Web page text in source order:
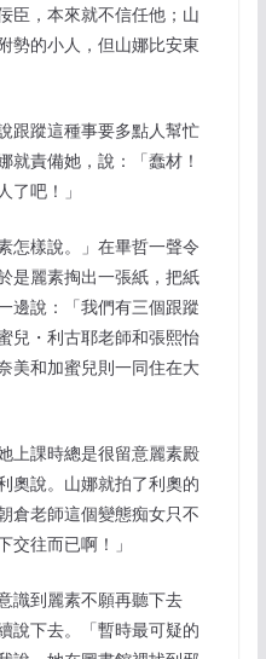
臣，本來就不信任他；山
勢的小人，但山娜比安東
跟蹤這種事要多點人幫忙
責備她，說：「蠢材！
了吧！」
怎樣說。」在畢哲一聲令
是麗素掏出一張紙，把紙
邊說：「我們有三個跟蹤
兒・利古耶老師和張熙怡
美和加蜜兒則一同住在大
上課時總是很留意麗素殿
奧說。山娜就拍了利奧的
倉老師這個變態痴女只不
交往而已啊！」
識到麗素不願再聽下去
說下去。「暫時最可疑的